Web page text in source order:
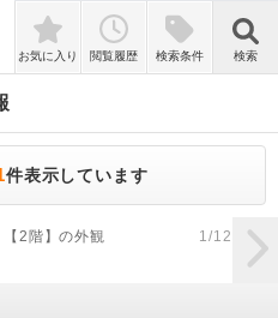
検索
お気に入り 閲覧履歴 検索条件 検索
件表示しています
zoom_in
2階】の外観 1/12